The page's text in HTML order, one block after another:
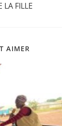
LA FILLE
AIMER